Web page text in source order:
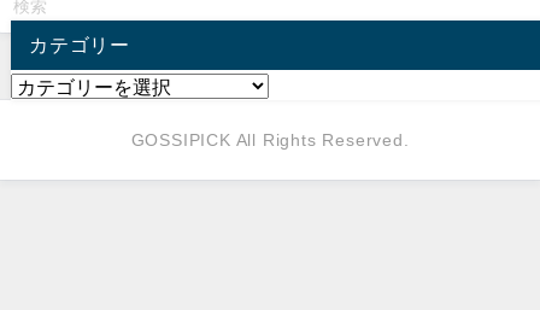
カテゴリー
GOSSIPICK All Rights Reserved.